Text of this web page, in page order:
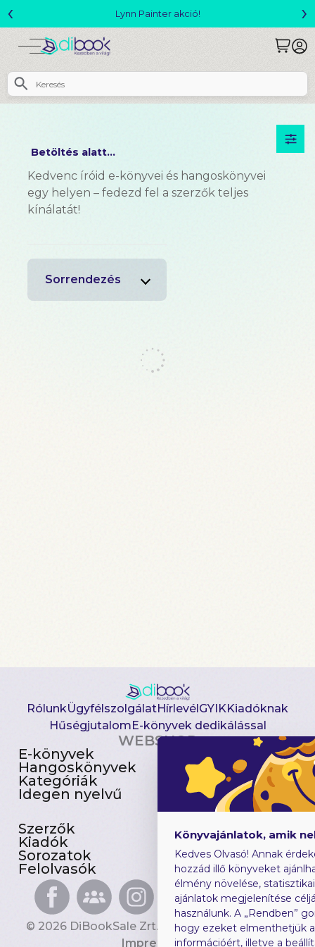
Lynn Painter akció!
‹ ›
Betöltés alatt...
Kedvenc íróid e-könyvei és hangoskönyvei
egy helyen – fedezd fel a szerzők teljes
kínálatát!
Sorrendezés
RólunkÜgyfélszolgálatHírlevélGYIKKiadóknak
HűségjutalomE-könyvek dedikálással
WEBSHOP
E-könyvek
Hangoskönyvek
Kategóriák
Idegen nyelvű
Csomagajánlatok
Akciósak
Előjegyezhetők
Újdonságok
Szerzők
Kiadók
Sorozatok
Felolvasók
Gyerekkönyvek
Heti toplista
Ajándékutalvány
Blog
© 2026 DiBookSale Zrt. Minden jog fenntartva.
Impresszum
Könyvajánlatok, amik
Kedves Olvasó! Annak
hozzád illő könyveket
élmény növelése,
ajánlatok megjelenítése
használunk. A „Rendben”
hogy ezeket elmenthetjük
információért, illetve a